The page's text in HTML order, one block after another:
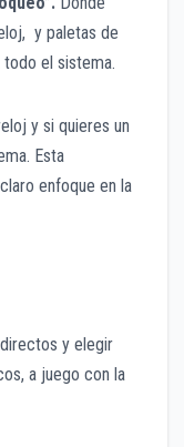
y paletas de
el sistema.
y si quieres un
Esta
enfoque en la
y elegir
a juego con la